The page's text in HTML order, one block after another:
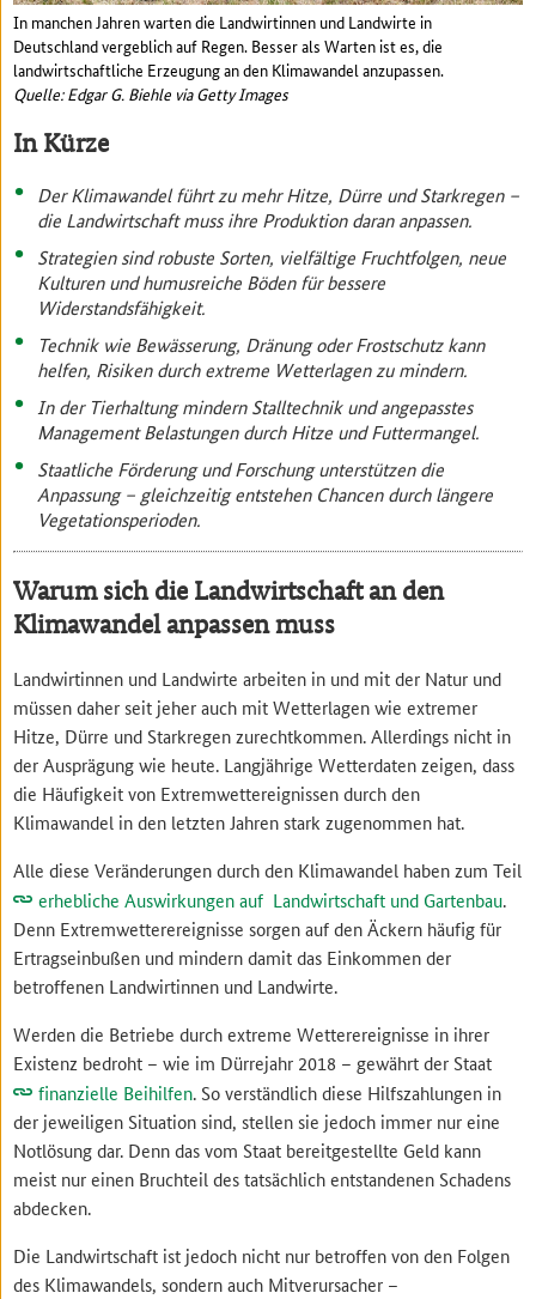
In manchen Jahren warten die Landwirtinnen und Landwirte in
Deutschland vergeblich auf Regen. Besser als Warten ist es, die
landwirtschaftliche Erzeugung an den Klimawandel anzupassen.
Quelle: Edgar G. Biehle via Getty Images
In Kürze
Der Klimawandel führt zu mehr Hitze, Dürre und Starkregen –
die Landwirtschaft muss ihre Produktion daran anpassen.
Strategien sind robuste Sorten, vielfältige Fruchtfolgen, neue
Kulturen und humusreiche Böden für bessere
Widerstandsfähigkeit.
Technik wie Bewässerung, Dränung oder Frostschutz kann
helfen, Risiken durch extreme Wetterlagen zu mindern.
In der Tierhaltung mindern Stalltechnik und angepasstes
Management Belastungen durch Hitze und Futtermangel.
Staatliche Förderung und Forschung unterstützen die
Anpassung – gleichzeitig entstehen Chancen durch längere
Vegetationsperioden.
Warum sich die Landwirtschaft an den
Klimawandel anpassen muss
Landwirtinnen und Landwirte arbeiten in und mit der Natur und
müssen daher seit jeher auch mit Wetterlagen wie extremer
Hitze, Dürre und Starkregen zurechtkommen. Allerdings nicht in
der Ausprägung wie heute. Langjährige Wetterdaten zeigen, dass
die Häufigkeit von Extremwettereignissen durch den
Klimawandel in den letzten Jahren stark zugenommen hat.
Alle diese Veränderungen durch den Klimawandel haben zum Teil
erhebliche Auswirkungen auf Landwirtschaft und Gartenbau.
Denn Extremwetterereignisse sorgen auf den Äckern häufig für
Ertragseinbußen und mindern damit das Einkommen der
betroffenen Landwirtinnen und Landwirte.
Werden die Betriebe durch extreme Wetterereignisse in ihrer
Existenz bedroht – wie im Dürrejahr 2018 – gewährt der Staat
finanzielle Beihilfen. So verständlich diese Hilfszahlungen in
der jeweiligen Situation sind, stellen sie jedoch immer nur eine
Notlösung dar. Denn das vom Staat bereitgestellte Geld kann
meist nur einen Bruchteil des tatsächlich entstandenen Schadens
abdecken.
Die Landwirtschaft ist jedoch nicht nur betroffen von den Folgen
des Klimawandels, sondern auch Mitverursacher –